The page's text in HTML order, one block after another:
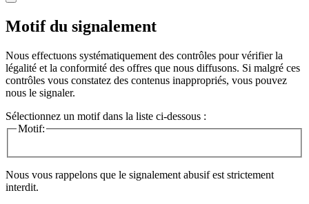
Motif du signalement
Nous effectuons systématiquement des contrôles pour vérifier la
légalité et la conformité des offres que nous diffusons. Si malgré ces
contrôles vous constatez des contenus inappropriés, vous pouvez
nous le signaler.
Sélectionnez un motif dans la liste ci-dessous :
Motif:
Nous vous rappelons que le signalement abusif est strictement
interdit.